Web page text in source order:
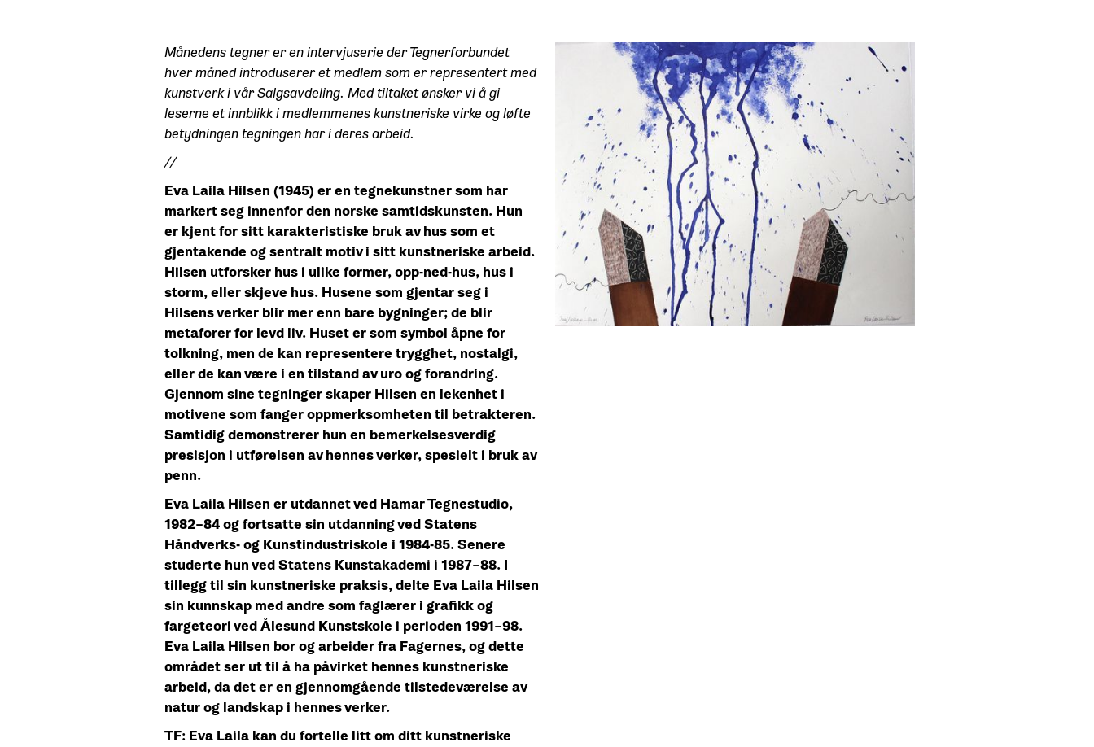
Månedens tegner er en intervjuserie der Tegnerforbundet
hver måned introduserer et medlem som er representert med
kunstverk i vår Salgsavdeling. Med tiltaket ønsker vi å gi
leserne et innblikk i medlemmenes kunstneriske virke og løfte
betydningen tegningen har i deres arbeid.
//
Eva Laila Hilsen (1945) er en tegnekunstner som har
markert seg innenfor den norske samtidskunsten. Hun
er kjent for sitt karakteristiske bruk av hus som et
gjentakende og sentralt motiv i sitt kunstneriske arbeid.
Hilsen utforsker hus i ulike former, opp-ned-hus, hus i
storm, eller skjeve hus. Husene som gjentar seg i
Hilsens verker blir mer enn bare bygninger; de blir
metaforer for levd liv. Huset er som symbol åpne for
tolkning, men de kan representere trygghet, nostalgi,
eller de kan være i en tilstand av uro og forandring.
Gjennom sine tegninger skaper Hilsen en lekenhet i
motivene som fanger oppmerksomheten til betrakteren.
Samtidig demonstrerer hun en bemerkelsesverdig
presisjon i utførelsen av hennes verker, spesielt i bruk av
penn.
Eva Laila Hilsen er utdannet ved Hamar Tegnestudio,
1982–84 og fortsatte sin utdanning ved Statens
Håndverks- og Kunstindustriskole i 1984-85. Senere
studerte hun ved Statens Kunstakademi i 1987–88. I
tillegg til sin kunstneriske praksis, delte Eva Laila Hilsen
sin kunnskap med andre som faglærer i grafikk og
fargeteori ved Ålesund Kunstskole i perioden 1991–98.
Eva Laila Hilsen bor og arbeider fra Fagernes, og dette
området ser ut til å ha påvirket hennes kunstneriske
arbeid, da det er en gjennomgående tilstedeværelse av
natur og landskap i hennes verker.
TF: Eva Laila kan du fortelle litt om ditt kunstneriske